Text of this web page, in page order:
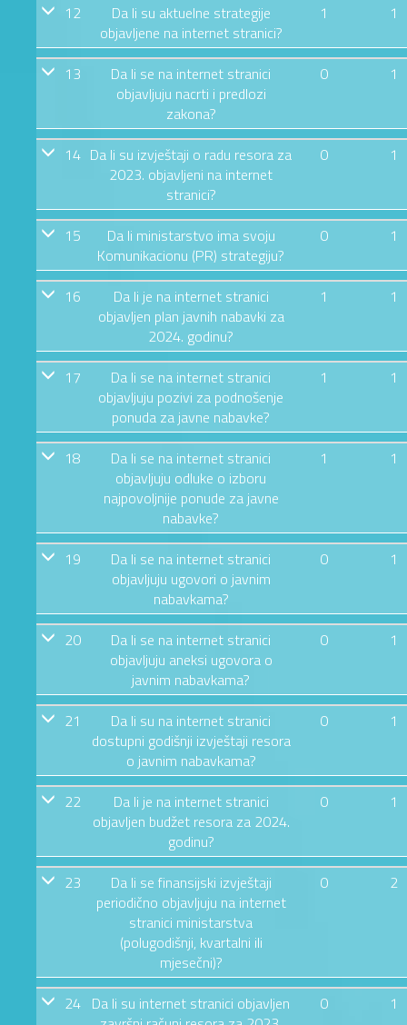
12
Da li su aktuelne strategije
objavljene na internet stranici?
1 1
13
Da li se na internet stranici
objavljuju nacrti i predlozi
zakona?
0 1
14 Da li su izvještaji o radu resora za
2023. objavljeni na internet
stranici?
0 1
15
Da li ministarstvo ima svoju
Komunikacionu (PR) strategiju?
0 1
16
Da li je na internet stranici
objavljen plan javnih nabavki za
2024. godinu?
1 1
17
Da li se na internet stranici
objavljuju pozivi za podnošenje
ponuda za javne nabavke?
1 1
18
Da li se na internet stranici
objavljuju odluke o izboru
najpovoljnije ponude za javne
nabavke?
1 1
19
Da li se na internet stranici
objavljuju ugovori o javnim
nabavkama?
0 1
20
Da li se na internet stranici
objavljuju aneksi ugovora o
javnim nabavkama?
0 1
21
Da li su na internet stranici
dostupni godišnji izvještaji resora
o javnim nabavkama?
0 1
22
Da li je na internet stranici
objavljen budžet resora za 2024.
godinu?
0 1
23
Da li se finansijski izvještaji
periodično objavljuju na internet
stranici ministarstva
(polugodišnji, kvartalni ili
mjesečni)?
0 2
24 Da li su internet stranici objavljen
0 1